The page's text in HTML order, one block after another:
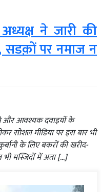
ने जारी की
सडक़ों पर नमाज न
और आवश्यक दवाइयों के
सोशल मीडिया पर इस बार भी
के लिए बकरों की खरीद-
भी मस्जिदों में अता […]